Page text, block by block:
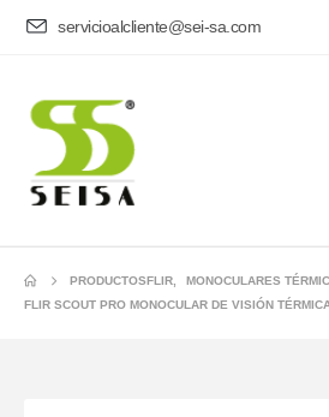
servicioalcliente@sei-sa.com
PRODUCTOSFLIR,
MONOCULARES
FLIR SCOUT PRO MONOCULAR DE VISIÓN